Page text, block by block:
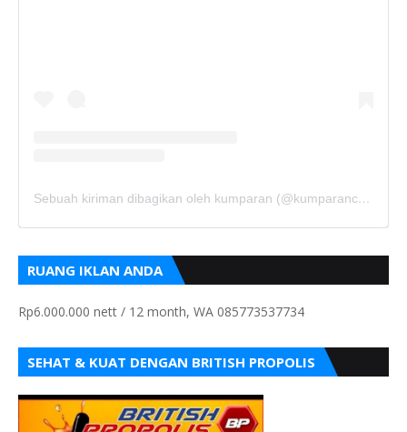
Sebuah kiriman dibagikan oleh kumparan (@kumparancom)
RUANG IKLAN ANDA
Rp6.000.000 nett / 12 month, WA 085773537734
SEHAT & KUAT DENGAN BRITISH PROPOLIS